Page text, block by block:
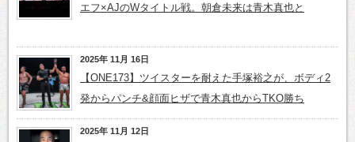
エフ×AJのWタイトル戦。朝倉未来は青木真也と
2025年 11月 16日
【ONE173】ツイスターを耐えた手塚裕之が、ボディ2
発からパンチ&顔面ヒザで青木真也からTKO勝ち
2025年 11月 12日